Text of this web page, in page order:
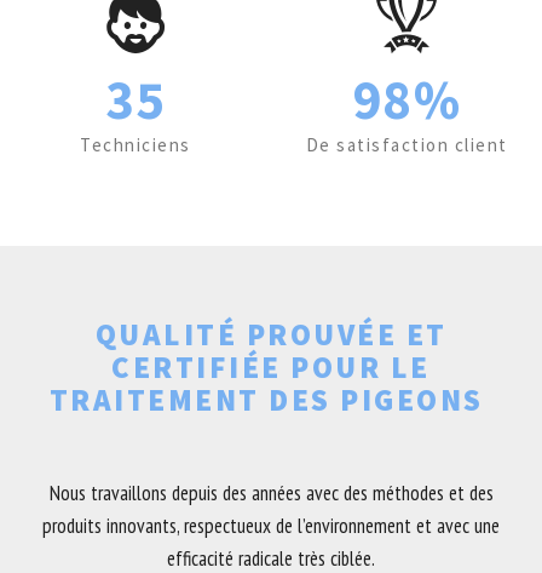
35
Techniciens
98%
De satisfaction client
QUALITÉ PROUVÉE ET
CERTIFIÉE POUR LE
TRAITEMENT DES PIGEONS
Nous travaillons depuis des années avec des méthodes et des
produits innovants, respectueux de l’environnement et avec une
efficacité radicale très ciblée.